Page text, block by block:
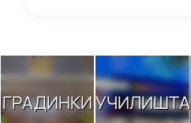
ГРАДИНКИУЧИЛИШТА